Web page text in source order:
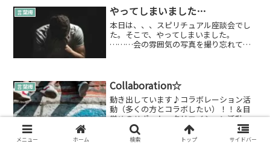
が、プレアデス星に関して情報が少なめ
でしたね。今後、ほかの星...
言葉綴 やってしまいました…
本日は、、、スピリチュアル座談会でし
た。そこで、やってしまいました。
………会の雰囲気の写真を撮り忘れてし
んでしたね。参加者のみなさん...
言葉綴 Collaboration☆
動き出しています♪コラボレーション活
動（多くの方とコラボしたい）！！＆目
覚めのサポート・クリエイション活動
（素敵な活動をしてほしい）2021年の1月
にそう言っておりましたが、徐々にいろ
メニュー ホーム 検索 トップ サイドバー